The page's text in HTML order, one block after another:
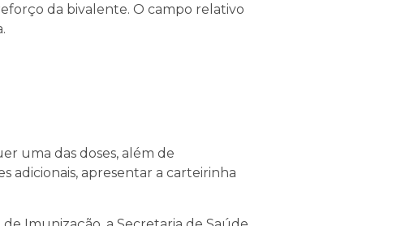
da bivalente. O campo relativo
uma das doses, além de
adicionais, apresentar a carteirinha